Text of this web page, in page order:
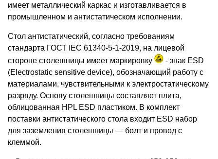
имеет металлический каркас и изготавливается в
промышленном и антистатическом исполнении.
Стол антистатический, согласно требованиям
стандарта ГОСТ IEC 61340-5-1-2019, на лицевой
стороне столешницы имеет маркировку
- знак ESD
(Electrostatic sensitive device), обозначающий работу с
материалами, чувствительными к электростатическому
разряду. Основу столешницы составляет плита,
облицованная HPL ESD пластиком. В комплект
поставки антистатического стола входит ESD набор
для заземления столешницы — болт и провод с
клеммой.